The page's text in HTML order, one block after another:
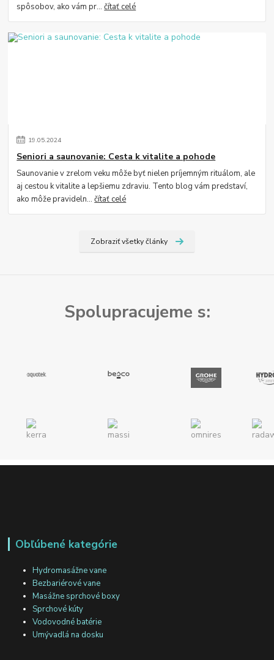
spôsobov, ako vám pr...čítať celé
19.05.2024
Seniori a saunovanie: Cesta k vitalite a pohode
Saunovanie v zrelom veku môže byť nielen príjemným rituálom, ale
aj cestou k vitalite a lepšiemu zdraviu. Tento blog vám predstaví,
ako môže pravideln...čítať celé
Zobraziť všetky články
Spolupracujeme s:
Obľúbené kategórie
Hydromasážne vane
Bezbariérové vane
Masážne sprchové boxy
Sprchové kúty
Vodovodné batérie
Umývadlá na dosku